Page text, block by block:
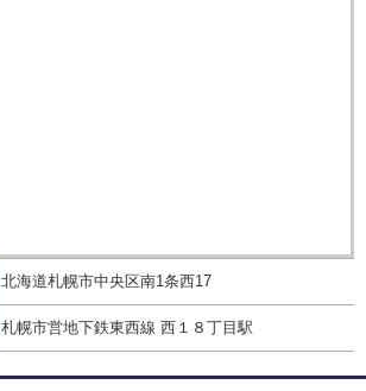
北海道札幌市中央区南1条西17
札幌市営地下鉄東西線 西１８丁目駅